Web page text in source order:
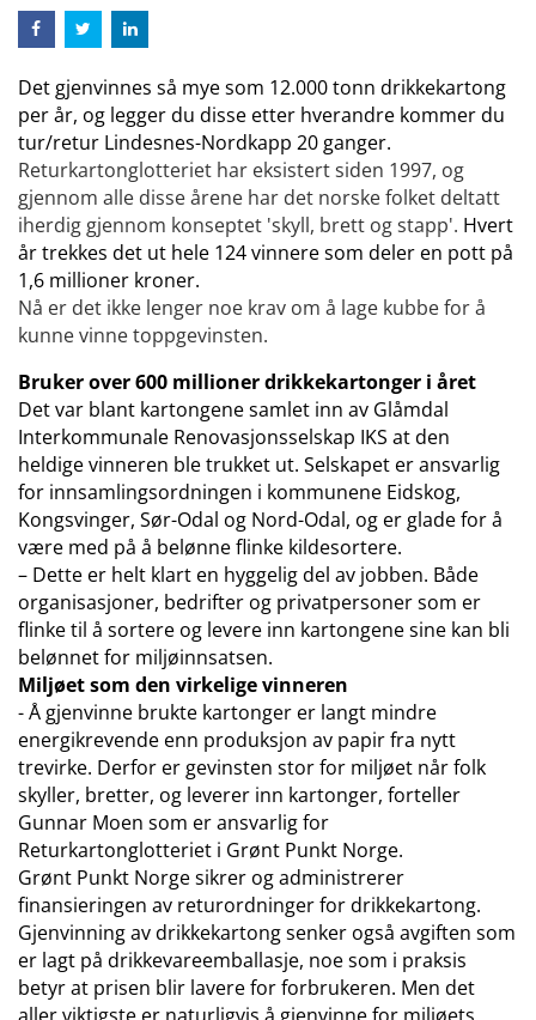
Det gjenvinnes så mye som 12.000 tonn drikkekartong
per år, og legger du disse etter hverandre kommer du
tur/retur Lindesnes-Nordkapp 20 ganger.
Returkartonglotteriet har eksistert siden 1997, og
gjennom alle disse årene har det norske folket deltatt
iherdig gjennom konseptet 'skyll, brett og stapp'. Hvert
år trekkes det ut hele 124 vinnere som deler en pott på
1,6 millioner kroner.
Nå er det ikke lenger noe krav om å lage kubbe for å
kunne vinne toppgevinsten.
Bruker over 600 millioner drikkekartonger i året
Det var blant kartongene samlet inn av Glåmdal
Interkommunale Renovasjonsselskap IKS at den
heldige vinneren ble trukket ut. Selskapet er ansvarlig
for innsamlingsordningen i kommunene Eidskog,
Kongsvinger, Sør-Odal og Nord-Odal, og er glade for å
være med på å belønne flinke kildesortere.
– Dette er helt klart en hyggelig del av jobben. Både
organisasjoner, bedrifter og privatpersoner som er
flinke til å sortere og levere inn kartongene sine kan bli
belønnet for miljøinnsatsen.
Miljøet som den virkelige vinneren
- Å gjenvinne brukte kartonger er langt mindre
energikrevende enn produksjon av papir fra nytt
trevirke. Derfor er gevinsten stor for miljøet når folk
skyller, bretter, og leverer inn kartonger, forteller
Gunnar Moen som er ansvarlig for
Returkartonglotteriet i Grønt Punkt Norge.
Grønt Punkt Norge sikrer og administrerer
finansieringen av returordninger for drikkekartong.
Gjenvinning av drikkekartong senker også avgiften som
er lagt på drikkevareemballasje, noe som i praksis
betyr at prisen blir lavere for forbrukeren. Men det